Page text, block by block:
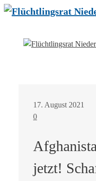
Zum
17. August 2021
0
jetzt!